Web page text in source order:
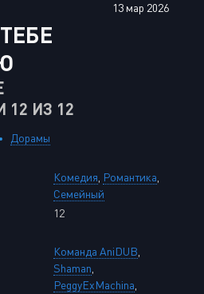
13 мар 2026
12 ИЗ 12
Дорамы
Комедия Романтика
Семейный
12
Команда AniDUB
Shaman
PeggyExMachina